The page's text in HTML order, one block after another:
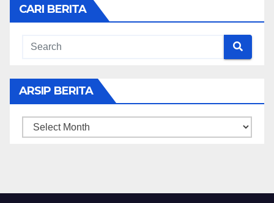
CARI BERITA
ARSIP BERITA
ARSIP